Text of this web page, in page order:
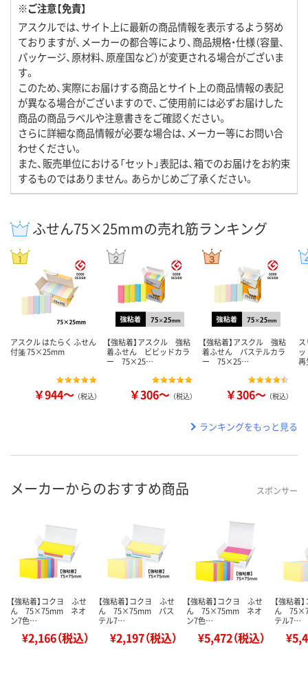
※ご注意【免責】
アスクルでは、サイト上に最新の商品情報を表示するよう努め
ておりますが、メーカーの都合等により、商品規格・仕様（容量、
パッケージ、原材料、原産国など）が変更される場合がございま
す。
このため、実際にお届けする商品とサイト上の商品情報の表記
が異なる場合がございますので、ご使用前には必ずお届けした
商品の商品ラベルや注意書きをご確認ください。
さらに詳細な商品情報が必要な場合は、メーカー等にお問い合
わせください。
また、販売単位における「セット」表記は、箱でのお届けをお約束
するものではありません。あらかじめご了承ください。
ふせん75×25mmの売れ筋ランキング
アスクル はたらく ふせん
付箋 75×25mm
￥944～ （税込）
【強粘着】アスクル 強粘
着ふせん ビビッドカラ
ー 75×25…
￥306～ （税込）
【強粘着】アスクル 強粘
着ふせん パステルカラ
ー 75×25…
￥306～ （税込）
ランキングをもっと見る
メーカーからのおすすめ商品 スポンサー
【強粘着】コクヨ ふせ
ん 75×75mm ネオ
ン7色…
¥2,166（税込）
【強粘着】コクヨ ふせ
ん 75×75mm パス
テル7…
¥2,197（税込）
【強粘着】コクヨ ふせ
ん 75×75mm ネオ
ン7色…
¥5,472（税込）
【強粘着
ん
テル7…